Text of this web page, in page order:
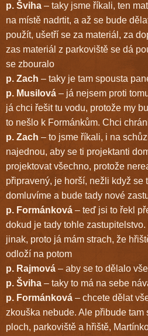
p. Šviha – taky jsme říkali, ten
na místě nadrtit, a až se bude
použít, ušetří se za materiál, za
zas materiál z parkoviště se dá
se zbouralo
p. Zach – taky je tam spousta
p. Musilová – já nejsem proti
já chci řešit tu vodu, protože my
to nešlo k Formánkům. Chci
p. Zach – to jsme říkali, i na
najednou, aby se ti projektanti
projektovat všechno, protože
připravený, je horší, nežli když se
domluvíme a bude tady nové
p. Formánková – teď jsi to řekl
dokud je tady tohle
jinak, proto já mám strach, že
odloží na potom
p. Rajmová – aby se to dělalo
p. Šviha – taky to má na sebe
p. Formánková – chcete dělat
zkouška nebude. Ale přibude tam
ploch, parkoviště a hřiště,